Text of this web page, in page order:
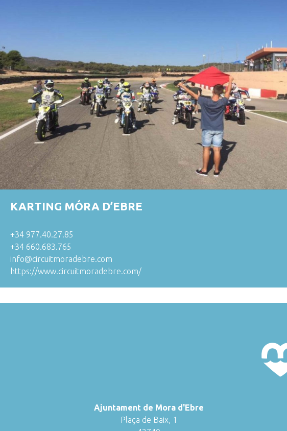
KARTING MÓRA D’EBRE
+34 977.40.27.85
+34 660.683.765
info@circuitmoradebre.com
https://www.circuitmoradebre.com/
Ajuntament de Mora d'Ebre
Plaça de Baix, 1